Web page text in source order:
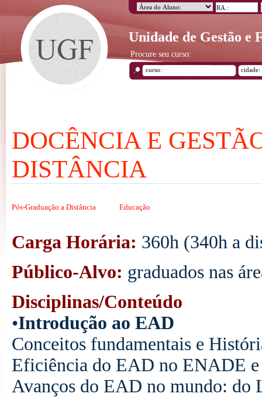
Unidade de Gestão e
Procure seu curso:
DOCÊNCIA E
DISTÂNCIA
Pós-Graduação a Distância Educação
Carga Horária: 360h (340h a
Público-Alvo: graduados nas
Disciplinas/Conteúdo
•Introdução ao EAD
Conceitos fundamentais e
Eficiência do EAD no ENADE
Avanços do EAD no mundo: do